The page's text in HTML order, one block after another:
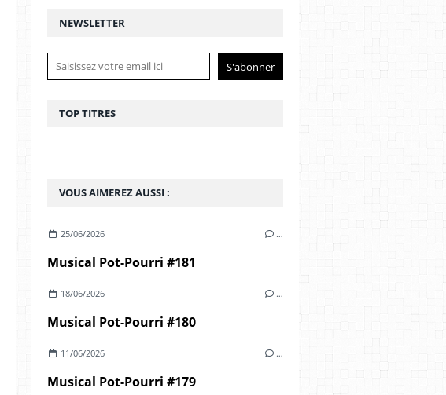
NEWSLETTER
VOUS AIMEREZ AUSSI :
25/06/2026 …
Musical Pot-Pourri #181
18/06/2026 …
Musical Pot-Pourri #180
11/06/2026 …
Musical Pot-Pourri #179
TOP TITRES